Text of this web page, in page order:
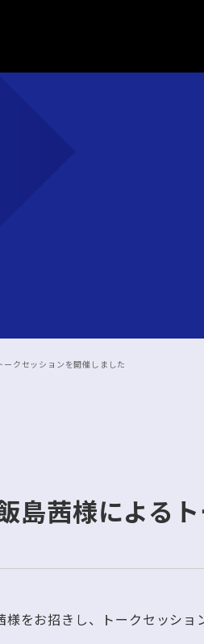
クセッションを開催しました
島茜様による
をお招きし、トークセッショ